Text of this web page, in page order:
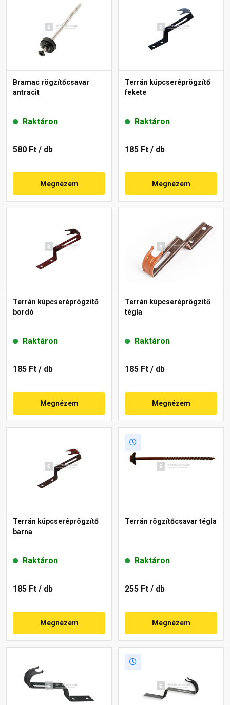
Bramac rögzítőcsavar
antracit
Raktáron
580 Ft / db
Megnézem
Terrán kúpcseréprögzítő
fekete
Raktáron
185 Ft / db
Megnézem
Terrán kúpcseréprögzítő
bordó
Raktáron
185 Ft / db
Megnézem
Terrán kúpcseréprögzítő
tégla
Raktáron
185 Ft / db
Megnézem
Terrán kúpcseréprögzítő
barna
Raktáron
185 Ft / db
Megnézem
Terrán rögzítőcsavar tégla
Raktáron
255 Ft / db
Megnézem